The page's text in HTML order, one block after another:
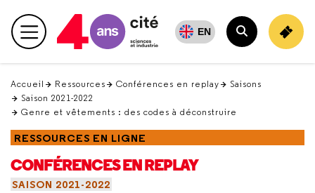
en
haut Menu principal EN
Rechercher
Accueil Ressources Conférences en replay
Saisons
Saison 2021-2022
Genre et vêtements : des codes à déconstruire
RESSOURCES EN LIGNE
CONFÉRENCES EN REPLAY
SAISON 2021-2022